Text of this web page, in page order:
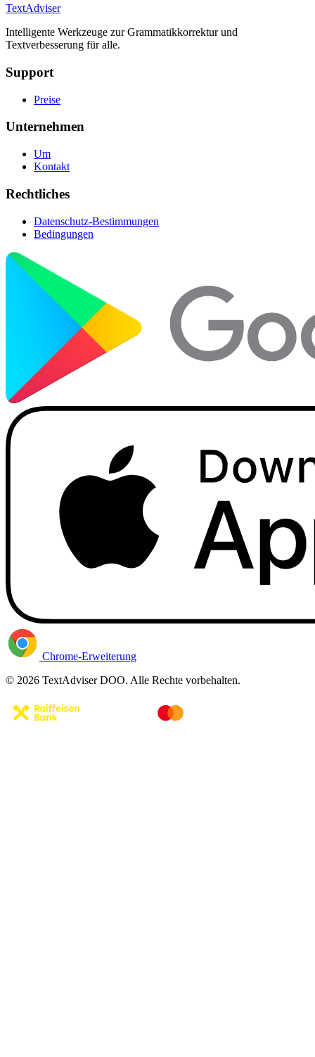
TextAdviser
Intelligente Werkzeuge zur Grammatikkorrektur und
Textverbesserung für alle.
Support
Preise
Unternehmen
Um
Kontakt
Rechtliches
Datenschutz-Bestimmungen
Bedingungen
Chrome-Erweiterung
© 2026 TextAdviser DOO. Alle Rechte vorbehalten.